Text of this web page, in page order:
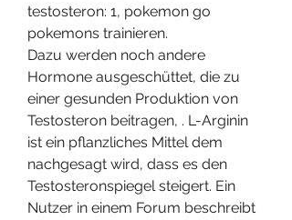
testosteron: 1, pokemon go
pokemons trainieren.
Dazu werden noch andere
Hormone ausgeschüttet, die zu
einer gesunden Produktion von
Testosteron beitragen, . L-Arginin
ist ein pflanzliches Mittel dem
nachgesagt wird, dass es den
Testosteronspiegel steigert. Ein
Nutzer in einem Forum beschreibt